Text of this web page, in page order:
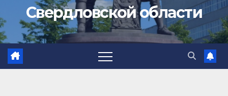
Свердловской области